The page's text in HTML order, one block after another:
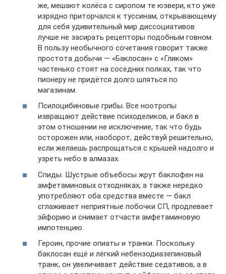
же, мешают колёса с сиропом те юзвери, кто уже
изрядно приторчался к туссинам, открывающему
для себя удивительный мир диссоциативов
лучше не засирать рецепторы подобным говном.
В пользу необычного сочетания говорит также
простота добычи — «Баклосан» с «Гликом»
частенько стоят на соседних полках, так что
пионеру не придётся долго шляться по
магазинам.
Псилоцибиновые грибы. Все ноотропы
извращают действие психоделиков, и бакл в
этом отношении не исключение, так что будь
осторожен или, наоборот, действуй решительно,
если желаешь распрощаться с крышей надолго и
узреть небо в алмазах.
Спиды. Шустрые объебосы жрут баклофен на
амфетаминовых отходняках, а также нередко
употребляют оба средства вместе — бакл
сглаживает неприятные побочки СП, продлевает
эйфорию и снимает отчасти амфетаминовую
импотенцию.
Героин, прочие опиаты и транки. Поскольку
баклосан ещё и лёгкий небензодиазепиновый
транк, он увеличивает действие седативов, а в